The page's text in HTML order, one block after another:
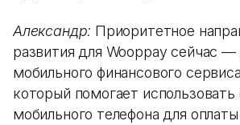
Александр: Приоритетное
развития для Wooppay сейчас —
мобильного финансового
который помогает использовать
мобильного телефона для